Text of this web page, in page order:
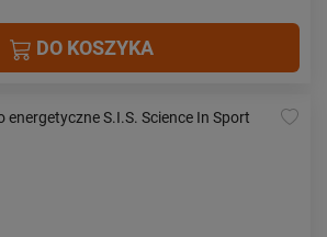
DO KOSZYKA